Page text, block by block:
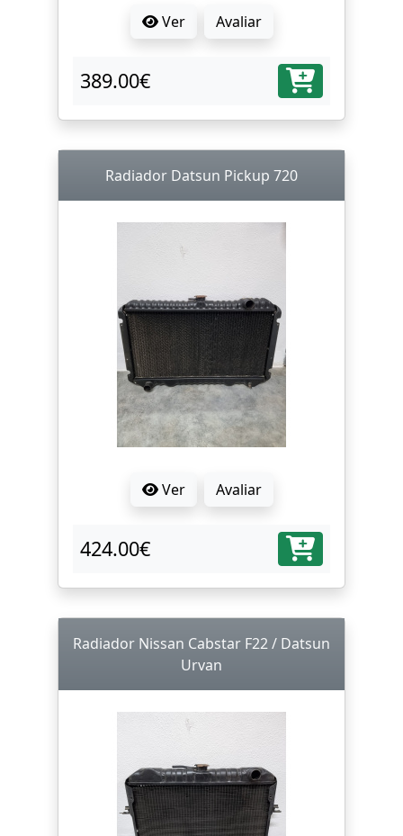
Ver Avaliar
389.00€
Radiador Datsun Pickup 720
Ver Avaliar
424.00€
Radiador Nissan Cabstar F22 / Datsun
Urvan